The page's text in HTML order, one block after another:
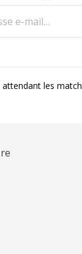
les match